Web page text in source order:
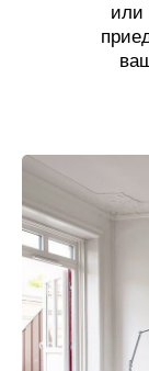
или